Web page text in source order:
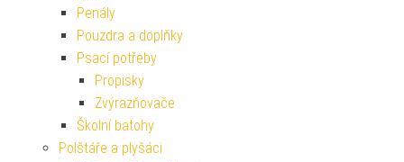
Penály
Pouzdra a doplňky
Psací potřeby
Propisky
Zvýrazňovače
Školní batohy
Polštáře a plyšáci